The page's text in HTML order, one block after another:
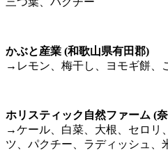
かぶと産業 (和歌山県有田郡)
→レモン、梅干し、ヨモギ餅、
ホリスティック自然ファーム (
→ケール、白菜、大根、セロリ
ツ、パクチー、ラディッシュ、